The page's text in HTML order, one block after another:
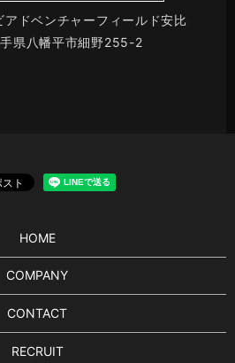
ドベンチャーフィールド安比
県八幡平市細野255-2
HOME
COMPANY
CONTACT
RECRUIT